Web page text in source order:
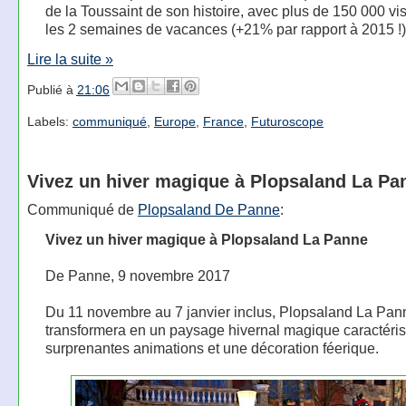
de la Toussaint de son histoire, avec plus de 150 000
les 2 semaines de vacances (+21% par rapport à 2015
Lire la suite »
Publié à 21:06
Labels: communiqué, Europe, France, Futuroscope
Vivez un hiver magique à Plopsaland La
Communiqué de Plopsaland De Panne:
Vivez un hiver magique à Plopsaland La Panne
De Panne, 9 novembre 2017
Du 11 novembre au 7 janvier inclus, Plopsaland La
transformera en un paysage hivernal magique
surprenantes animations et une décoration féerique.